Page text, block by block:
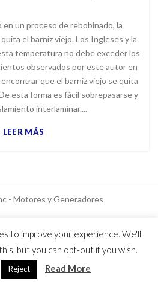
en un proceso de rebobinado, la
el barniz viejo. Los Ingleses y la
temperatura no debe exceder los
observados por este autor en
que el barniz viejo se quita
esta forma es fácil sobrepasarse y
interlaminar....
LEER MÁS
- Motores y Generadores
hoy : 995
ayer : 1344
to improve your experience. We'll
but you can opt-out if you wish.
Reject Read More